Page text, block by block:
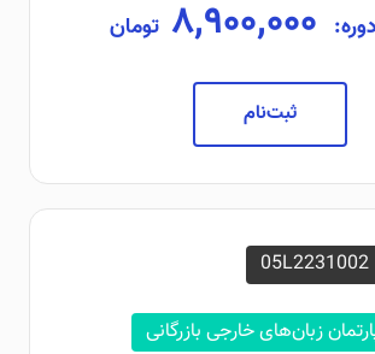
تومان
ثبت‌نام
05L2231002
زبان‌های خارجی بازرگانی